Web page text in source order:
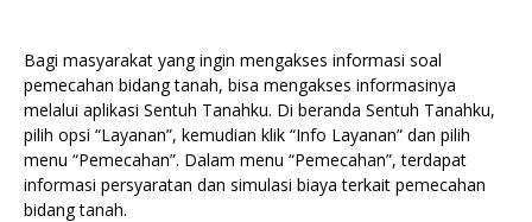
Bagi masyarakat yang ingin mengakses informasi soal
pemecahan bidang tanah, bisa mengakses informasinya
melalui aplikasi Sentuh Tanahku. Di beranda Sentuh Tanahku,
pilih opsi “Layanan”, kemudian klik “Info Layanan” dan pilih
menu “Pemecahan”. Dalam menu “Pemecahan”, terdapat
informasi persyaratan dan simulasi biaya terkait pemecahan
bidang tanah.